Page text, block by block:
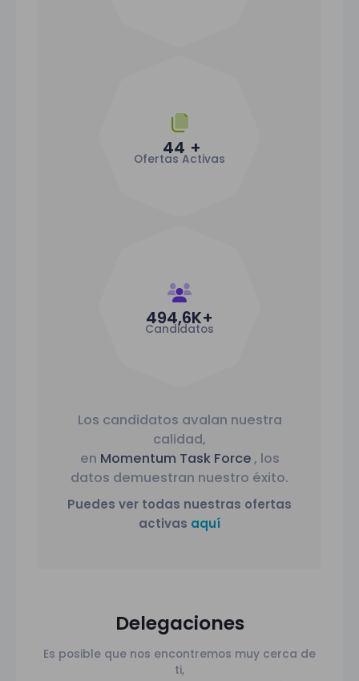
44 +
Ofertas Activas
494,6K+
Candidatos
Los candidatos avalan nuestra
calidad,
en Momentum Task Force, los
datos demuestran nuestro éxito.
Puedes ver todas nuestras ofertas
activas aquí
Delegaciones
Es posible que nos encontremos muy cerca de
ti,